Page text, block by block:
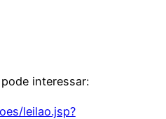
interessar:
leilao.jsp?